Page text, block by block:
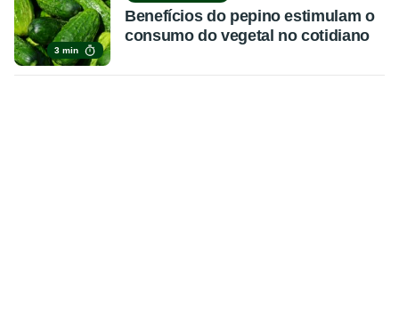
3 min
Benefícios do pepino estimulam o
consumo do vegetal no cotidiano